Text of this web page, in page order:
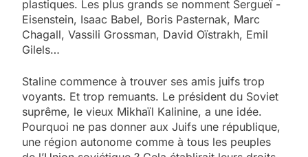
plastiques. Les plus grands se nomment Sergueï ­
Eisenstein, Isaac Babel, Boris Pasternak, Marc
Chagall, ­Vassili Grossman, David Oïstrakh, Emil
Gilels…
Staline commence à trouver ses amis juifs trop
voyants. Et trop remuants. Le président du Soviet
suprême, le vieux ­Mikhaïl Kalinine, a une idée.
Pourquoi ne pas donner aux Juifs une république,
une région autonome comme à tous les peuples